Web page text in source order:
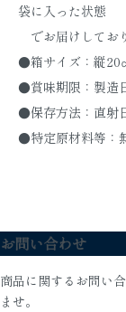
袋に入った状態
でお届けしてお
●箱サイズ：縦20
●賞味期限：製造
●保存方法：直射
●特定原材料等：
お問い合わせ
商品に関するお問い
ませ。